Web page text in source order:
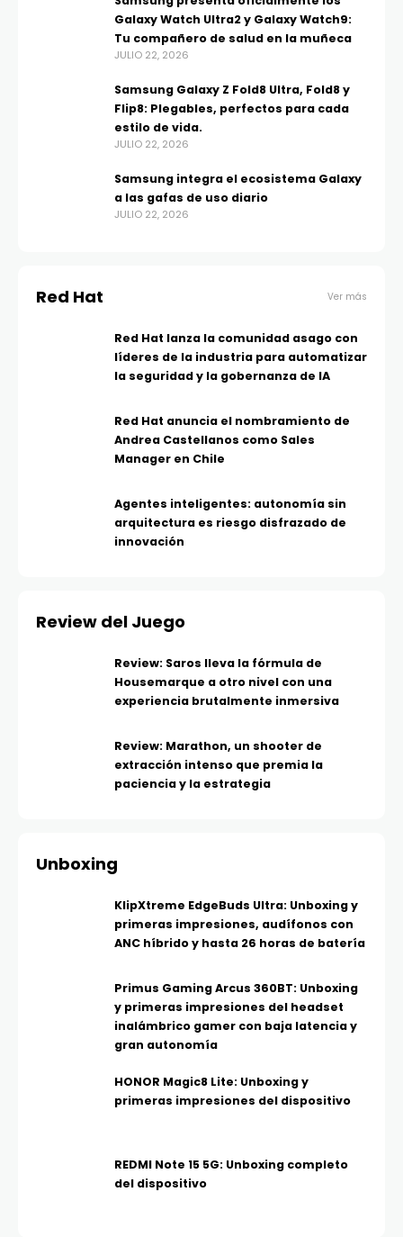
Galaxy Watch Ultra2 y Galaxy Watch9:
Tu compañero de salud en la muñeca
JULIO 22, 2026
Samsung Galaxy Z Fold8 Ultra, Fold8 y
Flip8: Plegables, perfectos para cada
estilo de vida.
JULIO 22, 2026
Samsung integra el ecosistema Galaxy
a las gafas de uso diario
JULIO 22, 2026
Red Hat Ver más
Red Hat lanza la comunidad asago con
líderes de la industria para automatizar
la seguridad y la gobernanza de IA
Red Hat anuncia el nombramiento de
Andrea Castellanos como Sales
Manager en Chile
Agentes inteligentes: autonomía sin
arquitectura es riesgo disfrazado de
innovación
Review del Juego
Review: Saros lleva la fórmula de
Housemarque a otro nivel con una
experiencia brutalmente inmersiva
Review: Marathon, un shooter de
extracción intenso que premia la
paciencia y la estrategia
Unboxing
KlipXtreme EdgeBuds Ultra: Unboxing y
primeras impresiones, audífonos con
ANC híbrido y hasta 26 horas de batería
Primus Gaming Arcus 360BT: Unboxing
y primeras impresiones del headset
inalámbrico gamer con baja latencia y
gran autonomía
HONOR Magic8 Lite: Unboxing y
primeras impresiones del dispositivo
REDMI Note 15 5G: Unboxing completo
del dispositivo